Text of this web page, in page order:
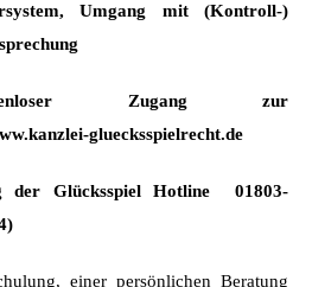
Umgang mit (Kontroll-)
Zugang zur
gluecksspielrecht.de
der Glücksspiel Hotline 01803-
einer persönlichen Beratung